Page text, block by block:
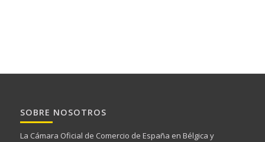
SOBRE NOSOTROS
La Cámara Oficial de Comercio de España en Bélgica y